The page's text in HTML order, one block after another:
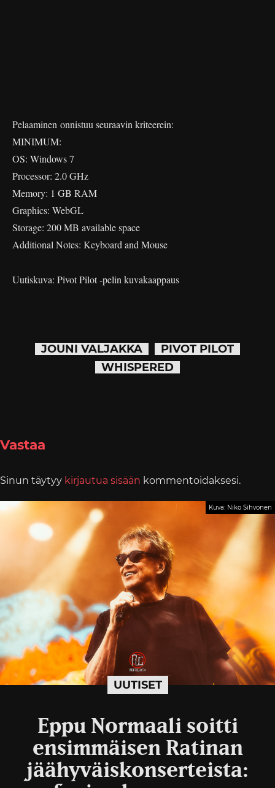
Pelaaminen onnistuu seuraavin kriteerein:
MINIMUM:
OS: Windows 7
Processor: 2.0 GHz
Memory: 1 GB RAM
Graphics: WebGL
Storage: 200 MB available space
Additional Notes: Keyboard and Mouse
Uutiskuva: Pivot Pilot -pelin kuvakaappaus
JOUNI VALJAKKA
PIVOT PILOT
WHISPERED
Vastaa
Sinun täytyy kirjautua sisään kommentoidaksesi.
UUTISET
Kuva: Niko Sihvonen
Eppu Normaali soitti
ensimmäisen Ratinan
jäähyväiskonserteista: